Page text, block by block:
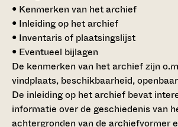
• Kenmerken van het archief
• Inleiding op het archief
• Inventaris of plaatsingslijst
• Eventueel bijlagen
De kenmerken van het archief zijn
vindplaats, beschikbaarheid,
De inleiding op het archief bevat
informatie over de geschiedenis van
achtergronden van de archiefvormer